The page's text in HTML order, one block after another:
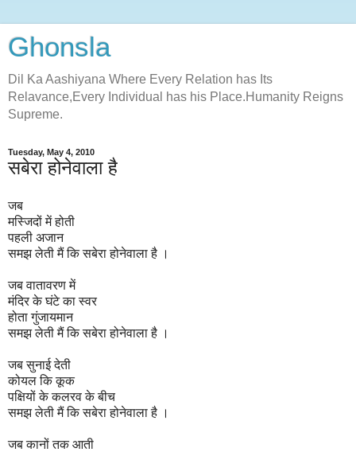
Ghonsla
Dil Ka Aashiyana Where Every Relation has Its
Relavance,Every Individual has his Place.Humanity Reigns
Supreme.
Tuesday, May 4, 2010
सबेरा होनेवाला है
जब
मस्जिदों में होती
पहली अजान
समझ लेती मैं कि सबेरा होनेवाला है ।
जब वातावरण में
मंदिर के घंटे का स्वर
होता गुंजायमान
समझ लेती मैं कि सबेरा होनेवाला है ।
जब सुनाई देती
कोयल कि कूक
पक्षियों के कलरव के बीच
समझ लेती मैं कि सबेरा होनेवाला है ।
जब कानों तक आती